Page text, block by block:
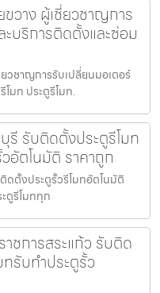
วาง ผู้เชี่ยวชาญการ
บริการติดตั้งและซ่อม
วชาญการรับเปลี่ยนมอเตอร์
โมท ประตูรีโมท.
รี รับติดตั้งประตูรีโมท
อัตโนมัติ ราคาถูก
ดตั้งประตูรั้วรีโมทอัตโนมัติ
ตูรีโมททุก
ชการสระแก้ว รับติด
รับทำประตูรั้ว